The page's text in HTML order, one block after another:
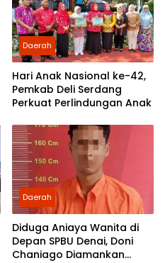
Daerah
Hari Anak Nasional ke-42,
Pemkab Deli Serdang
Perkuat Perlindungan Anak
Daerah
Diduga Aniaya Wanita di
Depan SPBU Denai, Doni
Chaniago Diamankan